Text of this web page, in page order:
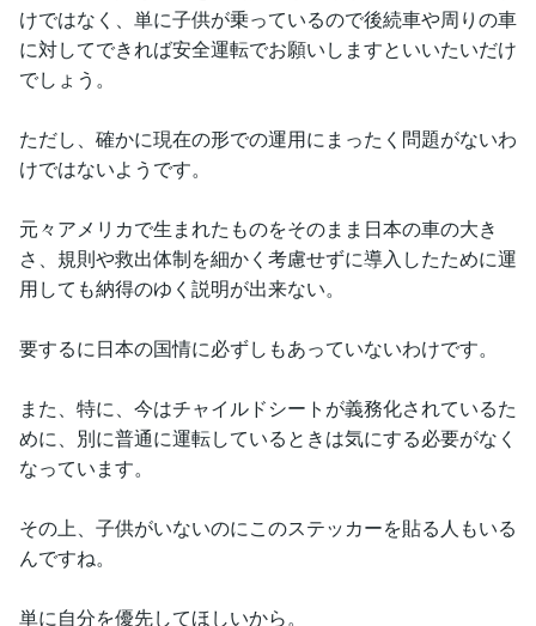
けではなく、単に子供が乗っているので後続車や周りの車
に対してできれば安全運転でお願いしますといいたいだけ
でしょう。
ただし、確かに現在の形での運用にまったく問題がないわ
けではないようです。
元々アメリカで生まれたものをそのまま日本の車の大き
さ、規則や救出体制を細かく考慮せずに導入したために運
用しても納得のゆく説明が出来ない。
要するに日本の国情に必ずしもあっていないわけです。
また、特に、今はチャイルドシートが義務化されているた
めに、別に普通に運転しているときは気にする必要がなく
なっています。
その上、子供がいないのにこのステッカーを貼る人もいる
んですね。
単に自分を優先してほしいから。